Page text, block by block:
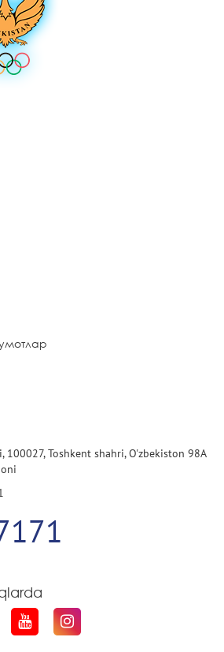
100027, Toshkent shahri, O'zbekiston 98A